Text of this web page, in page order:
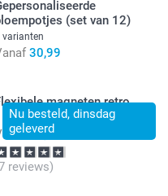
(set van 12)
varianten
30,99
Nu besteld, dinsdag
geleverd
magneten retro
varianten
15,99
reviews)